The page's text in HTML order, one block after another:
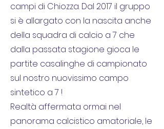
campi di Chiozza. Dal 2017 il gruppo
si è allargato con la nascita anche
della squadra di calcio a 7 che
dalla passata stagione gioca le
partite casalinghe di campionato
sul nostro nuovissimo campo
sintetico a 7 !
Realtà affermata ormai nel
panorama calcistico amatoriale, le